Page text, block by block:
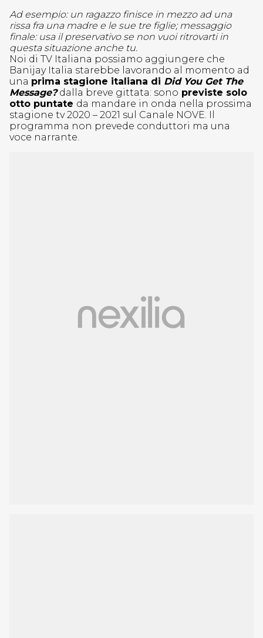
Ad esempio: un ragazzo finisce in mezzo ad una
rissa fra una madre e le sue tre figlie; messaggio
finale: usa il preservativo se non vuoi ritrovarti in
questa situazione anche tu.
Noi di TV Italiana possiamo aggiungere che
Banijay Italia starebbe lavorando al momento ad
una prima stagione italiana di Did You Get The
Message?dalla breve gittata: sono previste solo
otto puntate da mandare in onda nella prossima
stagione tv 2020 – 2021 sul Canale NOVE. Il
programma non prevede conduttori ma una
voce narrante.